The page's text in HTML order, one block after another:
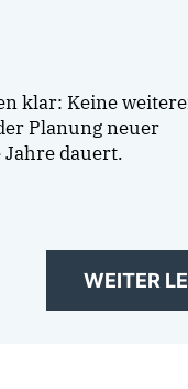
klar: Keine
Planung neuer
Jahre dauert.
WEITER